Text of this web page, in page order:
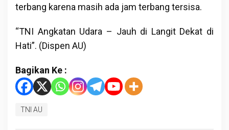
terbang karena masih ada jam terbang tersisa.
“TNI Angkatan Udara – Jauh di Langit Dekat di
Hati”. (Dispen AU)
Bagikan Ke :
TNI AU